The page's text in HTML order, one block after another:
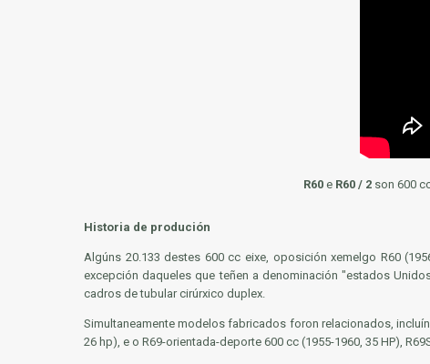
R60 e R60 / 2 son 600
Historia de produción
Algúns 20.133 destes 600 cc eixe, oposición xemelgo R60
excepción daqueles que teñen a denominación "estados
cadros de tubular cirúrxico duplex.
Simultaneamente modelos fabricados foron relacionados,
26 hp), e o R69-orientada-deporte 600 cc (1955-1960, 35 HP),